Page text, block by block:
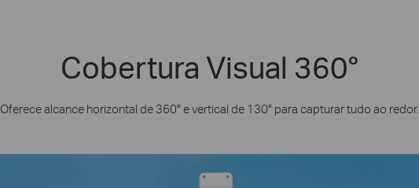
Cobertura Visual 360°
Oferece alcance horizontal de 360° e vertical de 130° para capturar tudo ao redor.